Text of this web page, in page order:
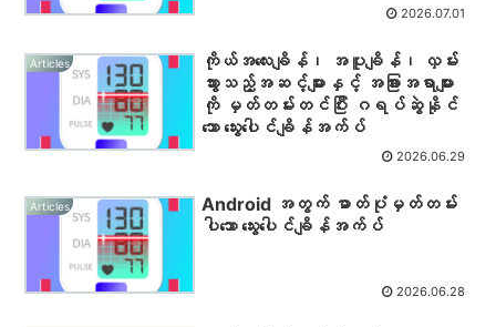
2026.07.01
Articles
ကိုယ်အလေးချိန်၊ အပူချိန်၊ လှမ်း
သွားသည့်အဆင့်များနှင့် အခြားအရာများ
ကို မှတ်တမ်းတင်ပြီး ဂရပ်ဆွဲနိုင်
သော သွေးပေါင်ချိန်အက်ပ်
2026.06.29
Articles
Android အတွက် ဓာတ်ပုံမှတ်တမ်း
ပါသော သွေးပေါင်ချိန်အက်ပ်
2026.06.28